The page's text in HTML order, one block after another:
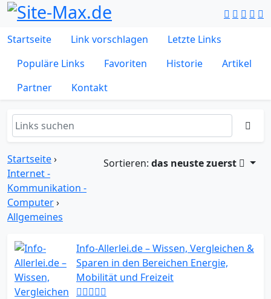
Startseite Link vorschlagen
Letzte Links
Populäre Links
Favoriten Historie
Artikel
Partner
Kontakt
Startseite›
Internet -
Kommunikation -
Computer›
Allgemeines
Sortieren:das neuste zuerst
Info-Allerlei.de – Wissen, Vergleichen &
Sparen in den Bereichen Energie,
Mobilität und Freizeit